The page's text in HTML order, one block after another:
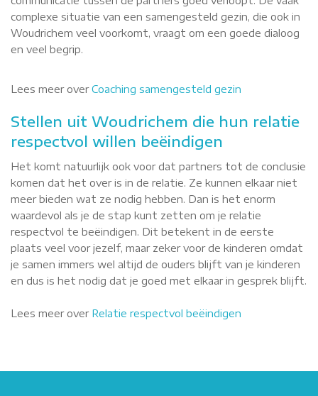
complexe situatie van een samengesteld gezin, die ook in
Woudrichem veel voorkomt, vraagt om een goede dialoog
en veel begrip.
Lees meer overCoaching samengesteld gezin
Stellen uit Woudrichem die hun relatie
respectvol willen beëindigen
Het komt natuurlijk ook voor dat partners tot de conclusie
komen dat het over is in de relatie. Ze kunnen elkaar niet
meer bieden wat ze nodig hebben. Dan is het enorm
waardevol als je de stap kunt zetten om je relatie
respectvol te beëindigen. Dit betekent in de eerste
plaats veel voor jezelf, maar zeker voor de kinderen omdat
je samen immers wel altijd de ouders blijft van je kinderen
en dus is het nodig dat je goed met elkaar in gesprek blijft.
Lees meer over Relatie respectvol beëindigen